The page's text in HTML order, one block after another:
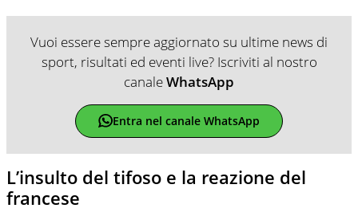
Vuoi essere sempre aggiornato su ultime news di
sport, risultati ed eventi live? Iscriviti al nostro
canaleWhatsApp
Entra nel canale WhatsApp
L’insulto del tifoso e la reazione del
francese